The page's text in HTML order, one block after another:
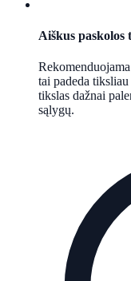
Aiškus paskolos
tai padeda
tikslas dažnai
sąlygų.